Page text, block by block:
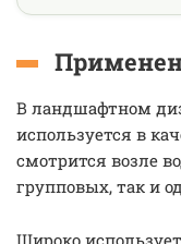
В ландшафтном
используется в
смотрится возле
групповых, так и
Широко